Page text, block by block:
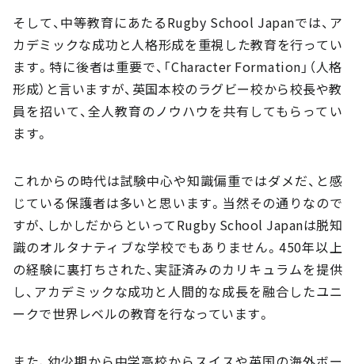
そして、中等教育にあたるRugby School Japanでは、ア
カデミックな成功と人格形成を重視した教育を行ってい
ます。特に後者は重要で、「Character Formation」（人格
形成）と言いますが、英国本校のラグビー校から校長や教
員を招いて、全人教育のノウハウを共有してもらってい
ます。
これからの時代は試験中心や知識偏重ではダメだ、と感
じている保護者は多いと思います。当然その通りなので
すが、しかしだからといってRugby School Japanは脱知
識のオルタナティブな学校でもありません。450年以上
の経験に裏打ちされた、実証済みのカリキュラムを提供
し、アカデミックな成功と人間的な成長を融合したユニ
ークで世界レベルの教育を行なっています。